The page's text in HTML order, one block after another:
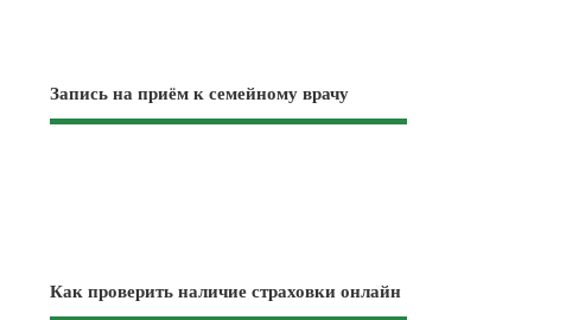
Запись на приём к семейному врачу
Как проверить наличие страховки онлайн